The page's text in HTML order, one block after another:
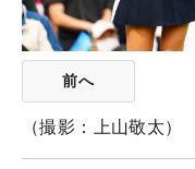
前へ
（撮影：上山敬太）